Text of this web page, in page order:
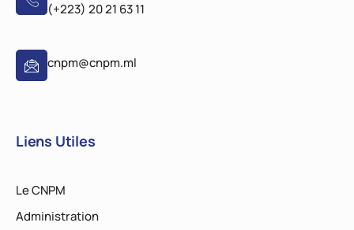
(+223) 20 21 63 11
cnpm@cnpm.ml
Liens Utiles
Le CNPM
Administration